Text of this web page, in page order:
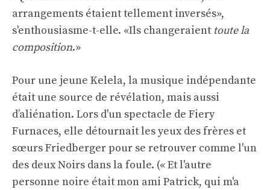
arrangements étaient tellement inversés»,
s'enthousiasme-t-elle. «Ils changeraient toute la
composition.»
Pour une jeune Kelela, la musique indépendante
était une source de révélation, mais aussi
d’aliénation. Lors d'un spectacle de Fiery
Furnaces, elle détournait les yeux des frères et
sœurs Friedberger pour se retrouver comme l'un
des deux Noirs dans la foule. (« Et l'autre
personne noire était mon ami Patrick, qui m'a